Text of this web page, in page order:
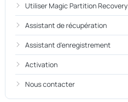
Utiliser Magic Partition Recovery
Assistant de récupération
Assistant d'enregistrement
Activation
Nous contacter